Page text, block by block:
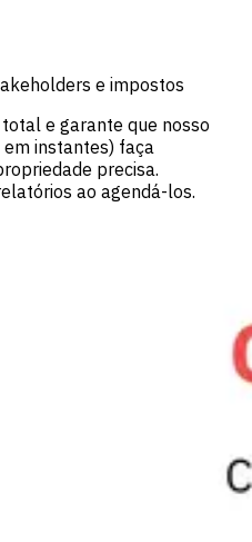
e impostos
e garante que nosso
instantes) faça
precisa.
ao agendá-los.